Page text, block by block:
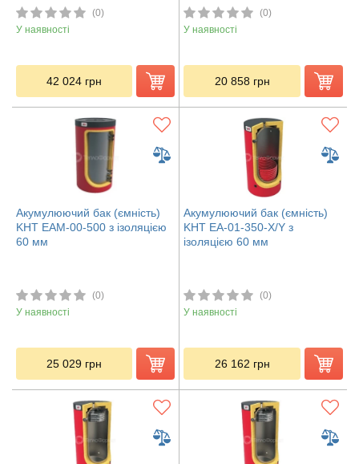
(0)
У наявності
42 024 грн
(0)
У наявності
20 858 грн
Акумулюючий бак (ємність)
KHT ЕАМ-00-500 з ізоляцією
60 мм
(0)
У наявності
25 029 грн
Акумулюючий бак (ємність)
KHT ЕА-01-350-X/Y з
ізоляцією 60 мм
(0)
У наявності
26 162 грн